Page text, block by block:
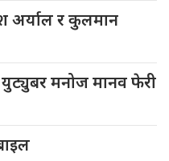
अर्याल र कुलमान
मनोज मानव फेरी